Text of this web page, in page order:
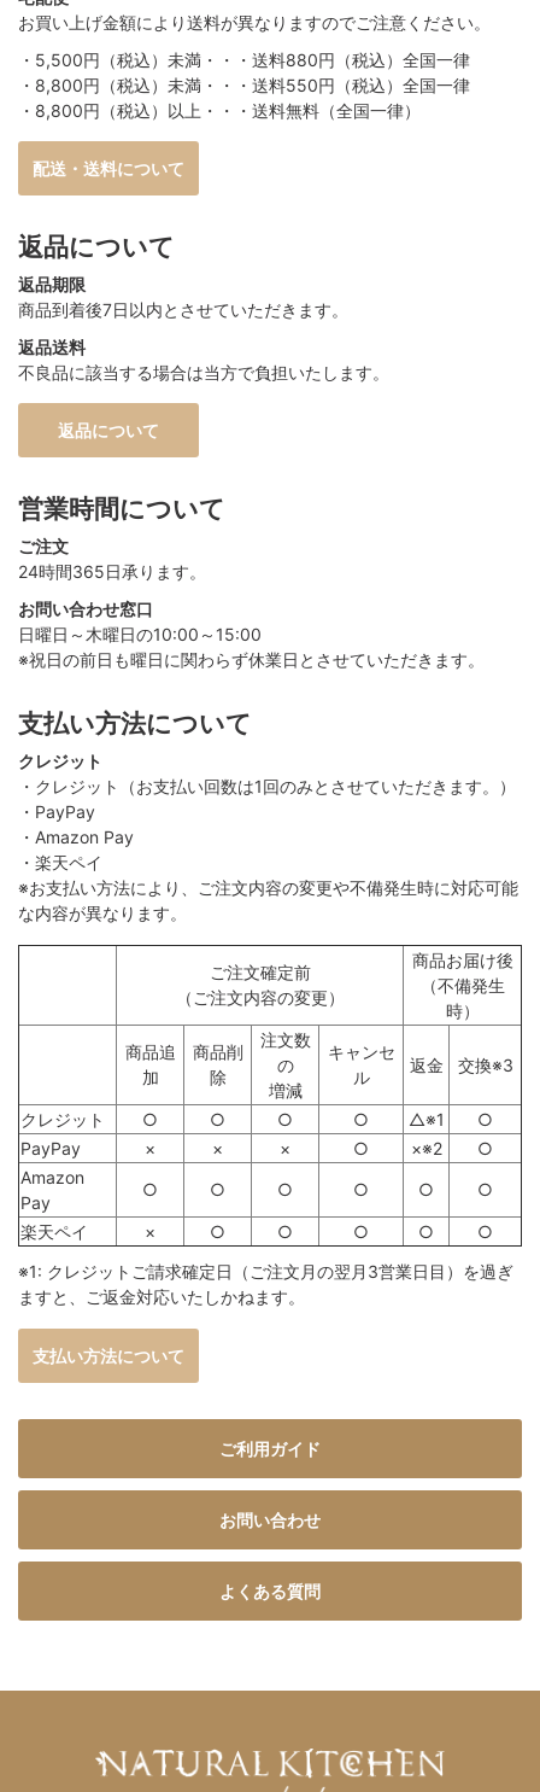
お買い上げ金額により送料が異なりますのでご注意ください。
・5,500円（税込）未満・・・送料880円（税込）全国一律
・8,800円（税込）未満・・・送料550円（税込）全国一律
・8,800円（税込）以上・・・送料無料（全国一律）
配送・送料について
返品について
返品期限
商品到着後7日以内とさせていただきます。
返品送料
不良品に該当する場合は当方で負担いたします。
返品について
営業時間について
ご注文
24時間365日承ります。
お問い合わせ窓口
日曜日～木曜日の10:00～15:00
※祝日の前日も曜日に関わらず休業日とさせていただきます。
支払い方法について
クレジット
・クレジット（お支払い回数は1回のみとさせていただきます。）
・PayPay
・Amazon Pay
・楽天ペイ
※お支払い方法により、ご注文内容の変更や不備発生時に対応可能
な内容が異なります。
ご注文確定前
（ご注文内容の変更）
商品お届け後
（不備発生
時）
商品追
加
商品削
除
注文数
の
増減
キャンセ
ル
返金 交換※3
クレジット ○ ○ ○ ○ △※1
○
PayPay
× × × ○ ×※2
○
Amazon
Pay
○ ○ ○ ○ ○ ○
楽天ペイ × ○ ○ ○ ○
○
※1: クレジットご請求確定日（ご注文月の翌月3営業日目）を過ぎ
ますと、ご返金対応いたしかねます。
支払い方法について
ご利用ガイド
お問い合わせ
よくある質問